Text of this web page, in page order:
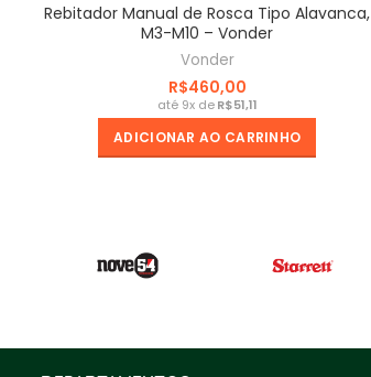
Rebitador Manual de Rosca Tipo Alavanca,
M3-M10 – Vonder
Vonder
R$
R$
ADICIONAR AO CARRINHO